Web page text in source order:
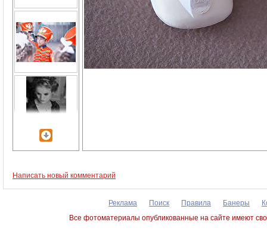
Написать новый комментарий
Реклама Поиск Правила Банеры
Все фотоматериалы опубликованные на сайте имеют